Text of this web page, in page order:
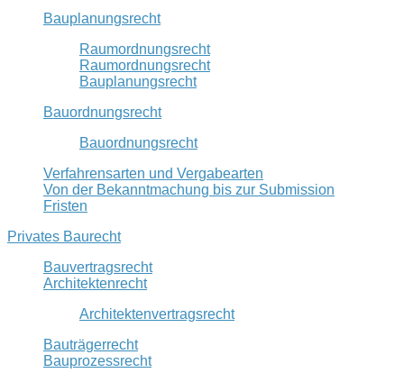
Bauplanungsrecht
Raumordnungsrecht
Raumordnungsrecht
Bauplanungsrecht
Bauordnungsrecht
Bauordnungsrecht
Verfahrensarten und Vergabearten
Von der Bekanntmachung bis zur Submission
Fristen
Privates Baurecht
Bauvertragsrecht
Architektenrecht
Architektenvertragsrecht
Bauträgerrecht
Bauprozessrecht